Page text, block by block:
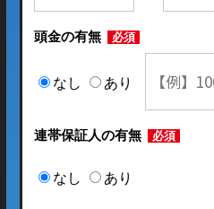
頭金の有無 必須
なし あり
連帯保証人の有無 必須
なし あり